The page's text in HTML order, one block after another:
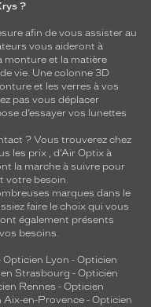
?
afin de vous assister au
vous aideront à
monture et la matière
vie. Une colonne 3D
et les verres à vos
pas vous déplacer
d’essayer vos lunettes
? Vous trouverez chez
les prix , d’Air Optix à
la marche à suivre pour
votre besoin.
marques dans le
faire le choix qui vous
également présents
besoins.
Opticien Lyon - Opticien
Strasbourg - Opticien
Rennes - Opticien
Aix-en-Provence - Opticien